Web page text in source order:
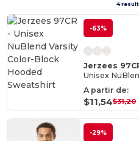
4
-63%
Jerzees
A partir de:
$11,54$31,20
-29%